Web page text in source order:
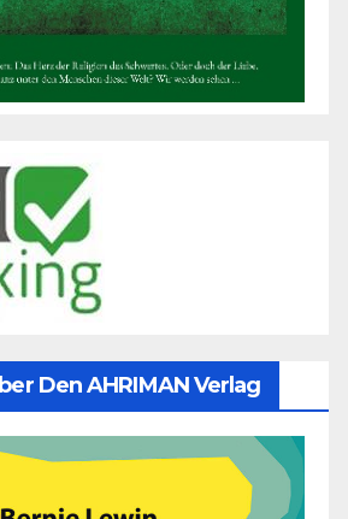
Den AHRIMAN Verlag